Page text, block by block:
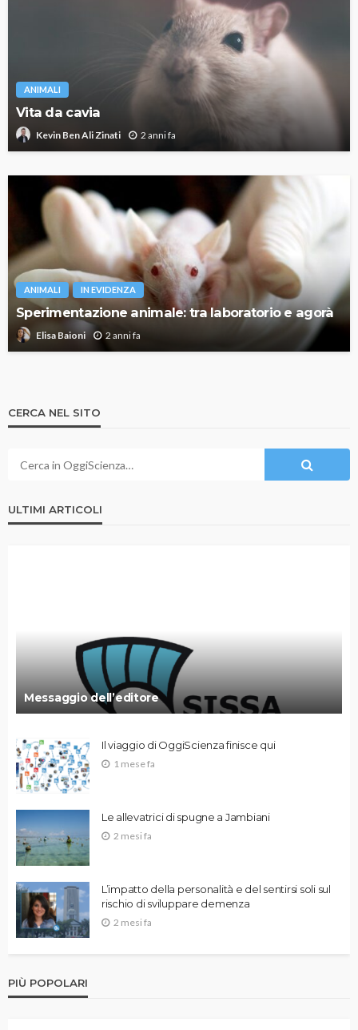
ANIMALI
Vita da cavia
Kevin Ben Ali Zinati 2 anni fa
ANIMALI IN EVIDENZA
Sperimentazione animale: tra laboratorio e agorà
Elisa Baioni 2 anni fa
CERCA NEL SITO
ULTIMI ARTICOLI
Messaggio dell’editore
Il viaggio di OggiScienza finisce qui
1 mese fa
Le allevatrici di spugne a Jambiani
2 mesi fa
L’impatto della personalità e del sentirsi soli sul
rischio di sviluppare demenza
2 mesi fa
PIÙ POPOLARI